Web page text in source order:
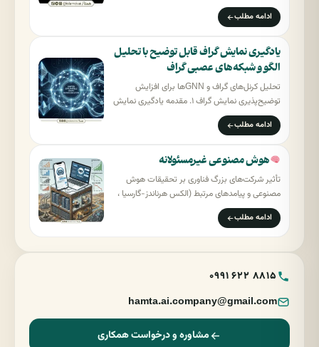
(Taeyoon Kim)…
ادامه مطلب
یادگیری نمایش گراف قابل توضیح با تحلیل
الگو و شبکه‌های عصبی گراف
تحلیل کرنل‌های گراف و GNNها برای افزایش
توضیح‌پذیری نمایش گراف ۱. مقدمه یادگیری نمایش
گراف قابل…
ادامه مطلب
هوش مصنوعی غیرمسئولانه
تأثیر شرکت‌های بزرگ فناوری بر تحقیقات هوش
مصنوعی و پیامدهای مرتبط (الکس هرناندز-گارسیا ،
الکساندرا ولوخوا…
ادامه مطلب
0991 622 8815
hamta.ai.company@gmail.com
مشاوره و درخواست همکاری